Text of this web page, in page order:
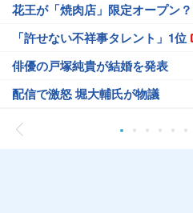
花王が「焼肉店」限定オープン？
「許せない不祥事タレント」1位
俳優の戸塚純貴が結婚を発表
配信で激怒 堀大輔氏が物議